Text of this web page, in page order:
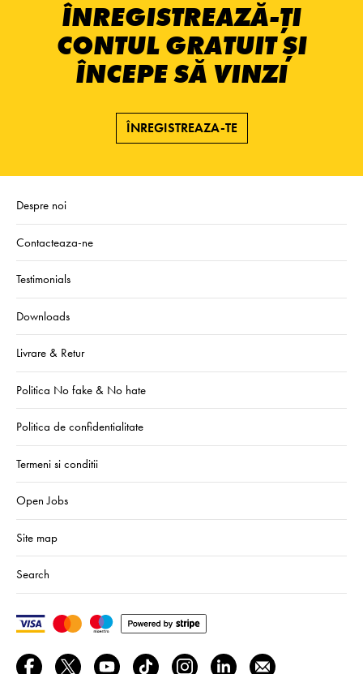
ÎNREGISTREAZĂ-ȚI
CONTUL GRATUIT ȘI
ÎNCEPE SĂ VINZI
ÎNREGISTREAZA-TE
Despre noi
Contacteaza-ne
Testimonials
Downloads
Livrare & Retur
Politica No fake & No hate
Politica de confidentialitate
Termeni si conditii
Open Jobs
Site map
Search